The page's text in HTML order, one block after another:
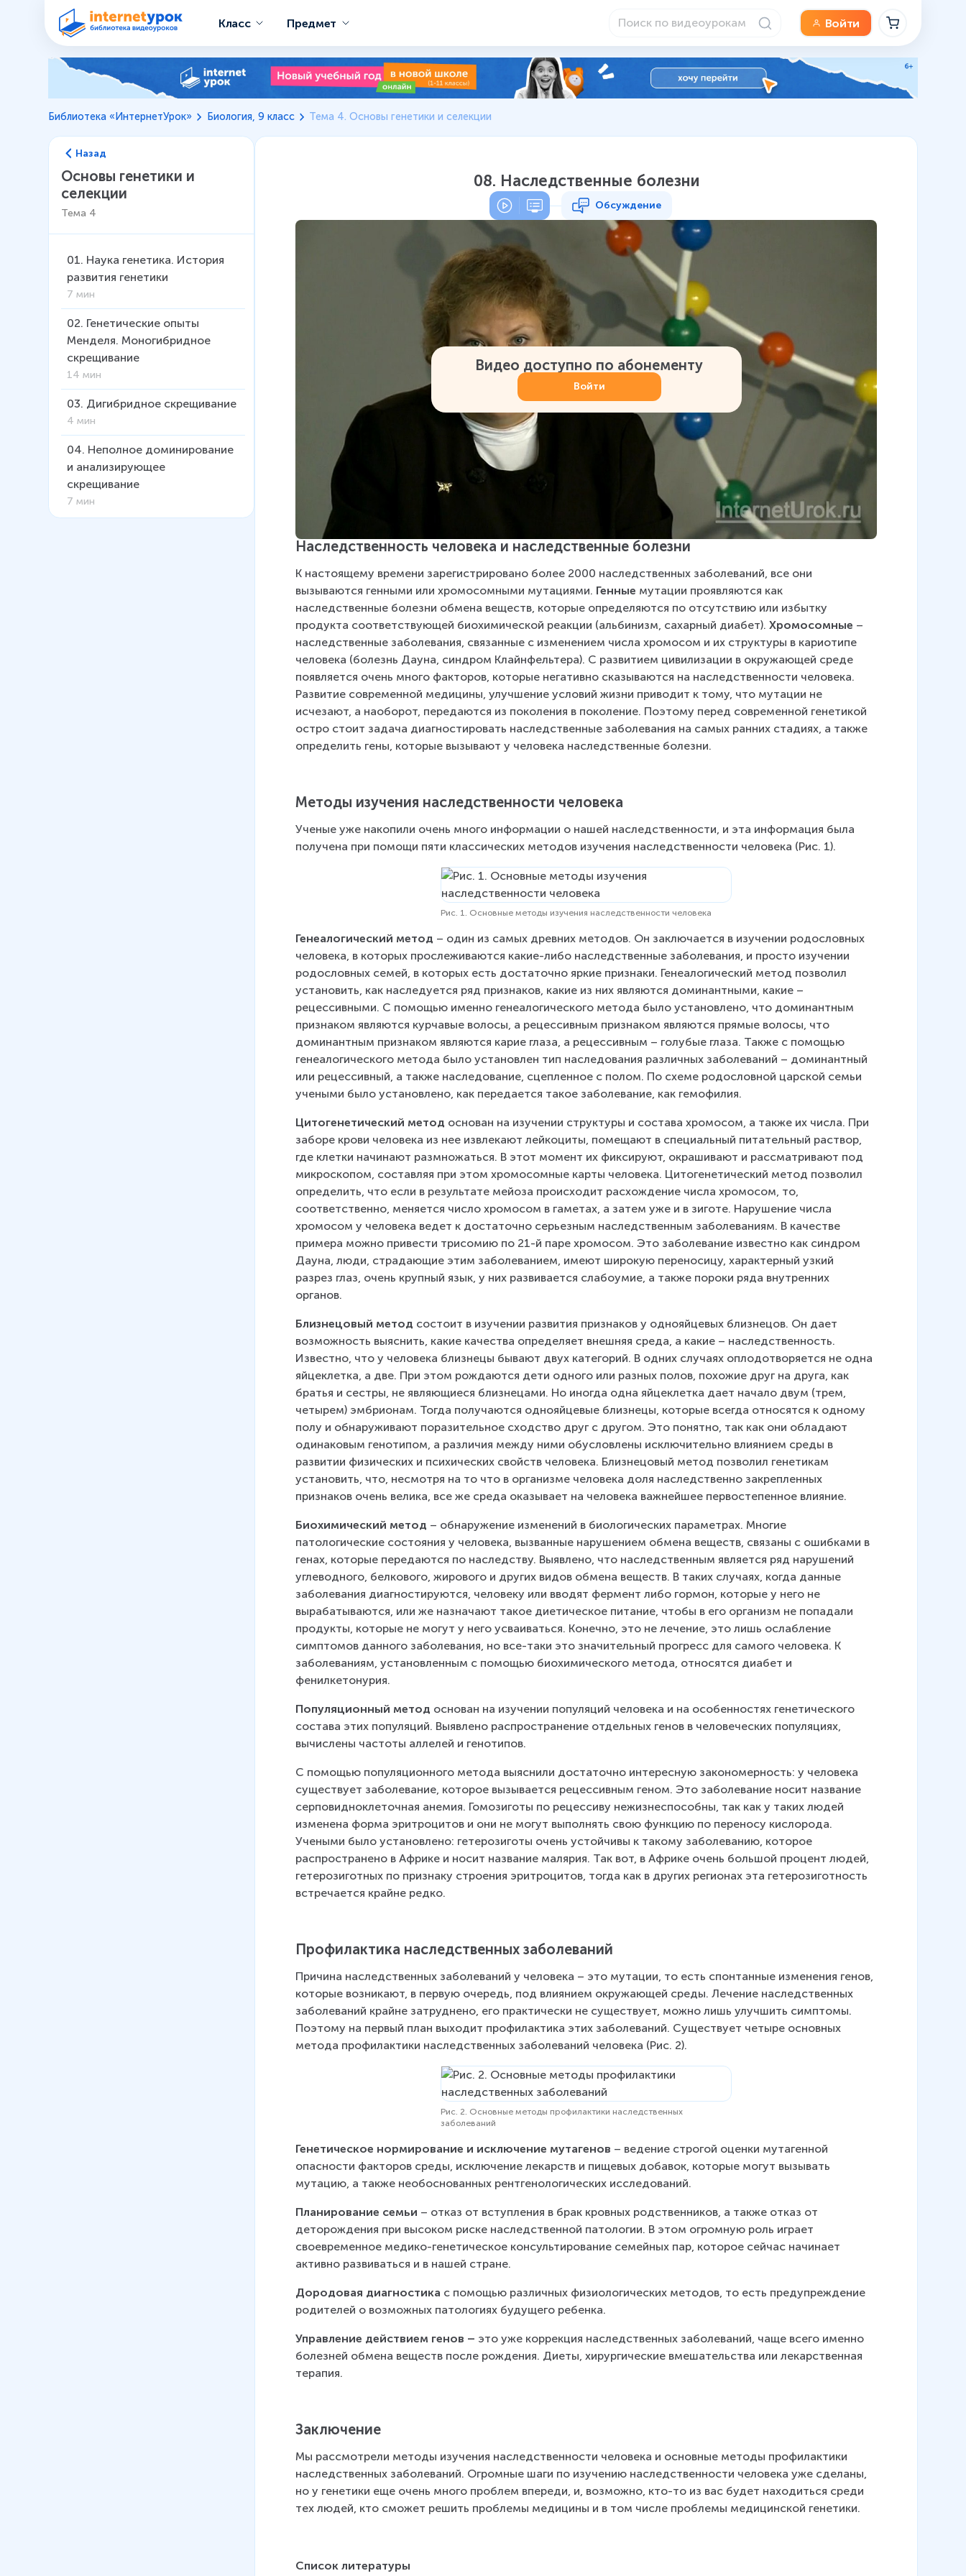
Класс Предмет Войти
Библиотека «ИнтернетУрок» Биология, 9 класс Тема 4. Основы генетики и селекции
Назад
Основы генетики и
селекции
Тема 4
01. Наука генетика. История
развития генетики
7 мин
02. Генетические опыты
Менделя. Моногибридное
скрещивание
14 мин
03. Дигибридное скрещивание
4 мин
04. Неполное доминирование
и анализирующее
скрещивание
7 мин
08. Наследственные болезни
Обсуждение
Видео доступно по абонементу
Войти
Наследственность человека и наследственные болезни
К настоящему времени зарегистрировано более 2000 наследственных заболеваний, все они
вызываются генными или хромосомными мутациями. Генные мутации проявляются как
наследственные болезни обмена веществ, которые определяются по отсутствию или избытку
продукта соответствующей биохимической реакции (альбинизм, сахарный диабет). Хромосомные –
наследственные заболевания, связанные с изменением числа хромосом и их структуры в кариотипе
человека (болезнь Дауна, синдром Клайнфельтера). С развитием цивилизации в окружающей среде
появляется очень много факторов, которые негативно сказываются на наследственности человека.
Развитие современной медицины, улучшение условий жизни приводит к тому, что мутации не
исчезают, а наоборот, передаются из поколения в поколение. Поэтому перед современной генетикой
остро стоит задача диагностировать наследственные заболевания на самых ранних стадиях, а также
определить гены, которые вызывают у человека наследственные болезни.
Методы изучения наследственности человека
Ученые уже накопили очень много информации о нашей наследственности, и эта информация была
получена при помощи пяти классических методов изучения наследственности человека (Рис. 1).
Рис. 1. Основные методы изучения наследственности человека
Генеалогический метод – один из самых древних методов. Он заключается в изучении родословных
человека, в которых прослеживаются какие-либо наследственные заболевания, и просто изучении
родословных семей, в которых есть достаточно яркие признаки. Генеалогический метод позволил
установить, как наследуется ряд признаков, какие из них являются доминантными, какие –
рецессивными. С помощью именно генеалогического метода было установлено, что доминантным
признаком являются курчавые волосы, а рецессивным признаком являются прямые волосы, что
доминантным признаком являются карие глаза, а рецессивным – голубые глаза. Также с помощью
генеалогического метода было установлен тип наследования различных заболеваний – доминантный
или рецессивный, а также наследование, сцепленное с полом. По схеме родословной царской семьи
учеными было установлено, как передается такое заболевание, как гемофилия.
Цитогенетический метод основан на изучении структуры и состава хромосом, а также их числа. При
заборе крови человека из нее извлекают лейкоциты, помещают в специальный питательный раствор,
где клетки начинают размножаться. В этот момент их фиксируют, окрашивают и рассматривают под
микроскопом, составляя при этом хромосомные карты человека. Цитогенетический метод позволил
определить, что если в результате мейоза происходит расхождение числа хромосом, то,
соответственно, меняется число хромосом в гаметах, а затем уже и в зиготе. Нарушение числа
хромосом у человека ведет к достаточно серьезным наследственным заболеваниям. В качестве
примера можно привести трисомию по 21-й паре хромосом. Это заболевание известно как синдром
Дауна, люди, страдающие этим заболеванием, имеют широкую переносицу, характерный узкий
разрез глаз, очень крупный язык, у них развивается слабоумие, а также пороки ряда внутренних
органов.
Близнецовый метод состоит в изучении развития признаков у однояйцевых близнецов. Он дает
возможность выяснить, какие качества определяет внешняя среда, а какие – наследственность.
Известно, что у человека близнецы бывают двух категорий. В одних случаях оплодотворяется не одна
яйцеклетка, а две. При этом рождаются дети одного или разных полов, похожие друг на друга, как
братья и сестры, не являющиеся близнецами. Но иногда одна яйцеклетка дает начало двум (трем,
четырем) эмбрионам. Тогда получаются однояйцевые близнецы, которые всегда относятся к одному
полу и обнаруживают поразительное сходство друг с другом. Это понятно, так как они обладают
одинаковым генотипом, а различия между ними обусловлены исключительно влиянием среды в
развитии физических и психических свойств человека. Близнецовый метод позволил генетикам
установить, что, несмотря на то что в организме человека доля наследственно закрепленных
признаков очень велика, все же среда оказывает на человека важнейшее первостепенное влияние.
Биохимический метод – обнаружение изменений в биологических параметрах. Многие
патологические состояния у человека, вызванные нарушением обмена веществ, связаны с ошибками в
генах, которые передаются по наследству. Выявлено, что наследственным является ряд нарушений
углеводного, белкового, жирового и других видов обмена веществ. В таких случаях, когда данные
заболевания диагностируются, человеку или вводят фермент либо гормон, которые у него не
вырабатываются, или же назначают такое диетическое питание, чтобы в его организм не попадали
продукты, которые не могут у него усваиваться. Конечно, это не лечение, это лишь ослабление
симптомов данного заболевания, но все-таки это значительный прогресс для самого человека. К
заболеваниям, установленным с помощью биохимического метода, относятся диабет и
фенилкетонурия.
Популяционный метод основан на изучении популяций человека и на особенностях генетического
состава этих популяций. Выявлено распространение отдельных генов в человеческих популяциях,
вычислены частоты аллелей и генотипов.
С помощью популяционного метода выяснили достаточно интересную закономерность: у человека
существует заболевание, которое вызывается рецессивным геном. Это заболевание носит название
серповидноклеточная анемия. Гомозиготы по рецессиву нежизнеспособны, так как у таких людей
изменена форма эритроцитов и они не могут выполнять свою функцию по переносу кислорода.
Учеными было установлено: гетерозиготы очень устойчивы к такому заболеванию, которое
распространено в Африке и носит название малярия. Так вот, в Африке очень большой процент людей,
гетерозиготных по признаку строения эритроцитов, тогда как в других регионах эта гетерозиготность
встречается крайне редко.
Профилактика наследственных заболеваний
Причина наследственных заболеваний у человека – это мутации, то есть спонтанные изменения генов,
которые возникают, в первую очередь, под влиянием окружающей среды. Лечение наследственных
заболеваний крайне затруднено, его практически не существует, можно лишь улучшить симптомы.
Поэтому на первый план выходит профилактика этих заболеваний. Существует четыре основных
метода профилактики наследственных заболеваний человека (Рис. 2).
Рис. 2. Основные методы профилактики наследственных
заболеваний
Генетическое нормирование и исключение мутагенов – ведение строгой оценки мутагенной
опасности факторов среды, исключение лекарств и пищевых добавок, которые могут вызывать
мутацию, а также необоснованных рентгенологических исследований.
Планирование семьи – отказ от вступления в брак кровных родственников, а также отказ от
деторождения при высоком риске наследственной патологии. В этом огромную роль играет
своевременное медико-генетическое консультирование семейных пар, которое сейчас начинает
активно развиваться и в нашей стране.
Дородовая диагностика с помощью различных физиологических методов, то есть предупреждение
родителей о возможных патологиях будущего ребенка.
Управление действием генов – это уже коррекция наследственных заболеваний, чаще всего именно
болезней обмена веществ после рождения. Диеты, хирургические вмешательства или лекарственная
терапия.
Заключение
Мы рассмотрели методы изучения наследственности человека и основные методы профилактики
наследственных заболеваний. Огромные шаги по изучению наследственности человека уже сделаны,
но у генетики еще очень много проблем впереди, и, возможно, кто-то из вас будет находиться среди
тех людей, кто сможет решить проблемы медицины и в том числе проблемы медицинской генетики.
Список литературы